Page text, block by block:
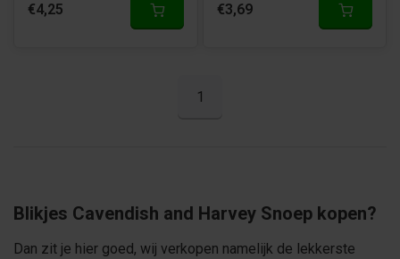
€4,25 €3,69
1
Blikjes Cavendish and Harvey Snoep kopen?
Dan zit je hier goed, wij verkopen namelijk de lekkerste